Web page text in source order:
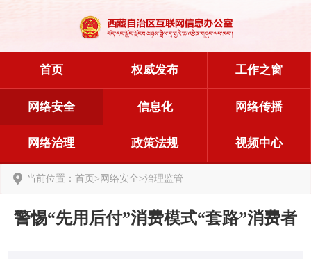
首页 权威发布 工作之窗
网络安全 信息化 网络传播
网络治理 政策法规 视频中心
当前位置： 首页>网络安全>治理监管
警惕“先用后付”消费模式“套路”消费者